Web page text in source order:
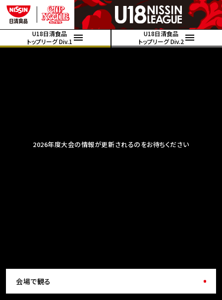
U18日清食品
トップリーグ Div.1
U18日清食品
トップリーグ Div.2
2026年度大会の情報が更新されるのをお待ちください
会場で観る